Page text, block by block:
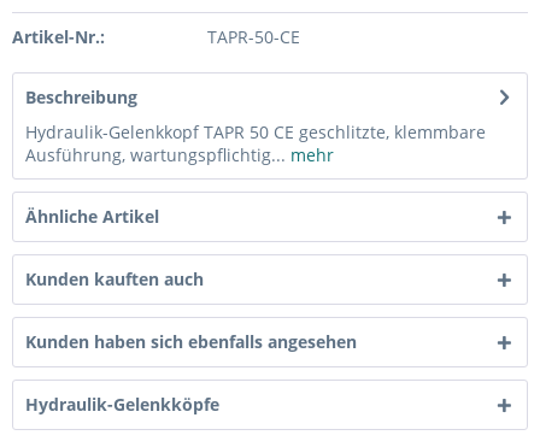
Artikel-Nr.: TAPR-50-CE
Beschreibung
Hydraulik-Gelenkkopf TAPR 50 CE geschlitzte, klemmbare
Ausführung, wartungspflichtig... mehr
Ähnliche Artikel
Kunden kauften auch
Kunden haben sich ebenfalls angesehen
Hydraulik-Gelenkköpfe